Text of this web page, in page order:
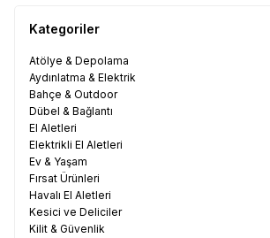
Kategoriler
Atölye & Depolama
Aydınlatma & Elektrik
Bahçe & Outdoor
Dübel & Bağlantı
El Aletleri
Elektrikli El Aletleri
Ev & Yaşam
Fırsat Ürünleri
Havalı El Aletleri
Kesici ve Deliciler
Kilit & Güvenlik